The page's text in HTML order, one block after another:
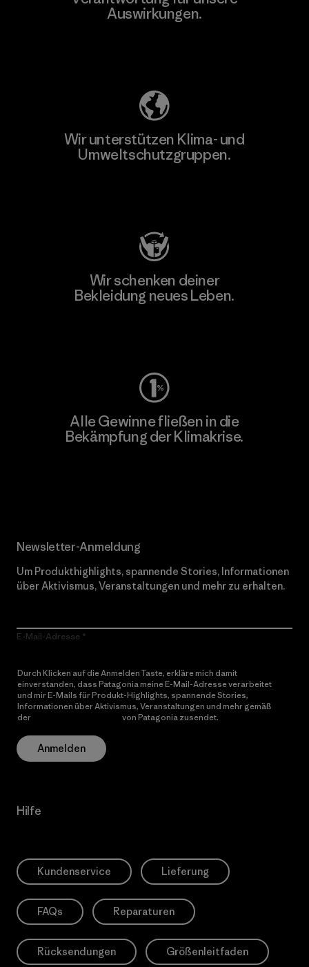
Auswirkungen.
Wir unterstützen Klima- und
Umweltschutzgruppen.
Wir schenken deiner
Bekleidung neues Leben.
Alle Gewinne fließen in die
Bekämpfung der Klimakrise.
Newsletter-Anmeldung
Um Produkthighlights, spannende Stories, Informationen
über Aktivismus, Veranstaltungen und mehr zu erhalten.
E-Mail-Adresse
Durch Klicken auf die Anmelden Taste, erkläre mich damit
einverstanden, dass Patagonia meine E-Mail-Adresse verarbeitet
und mir E-Mails für Produkt-Highlights, spannende Stories,
Informationen über Aktivismus, Veranstaltungen und mehr gemäß
der
von Patagonia zusendet.
Anmelden
Hilfe
Kundenservice Lieferung
FAQs Reparaturen
Rücksendungen Größenleitfaden